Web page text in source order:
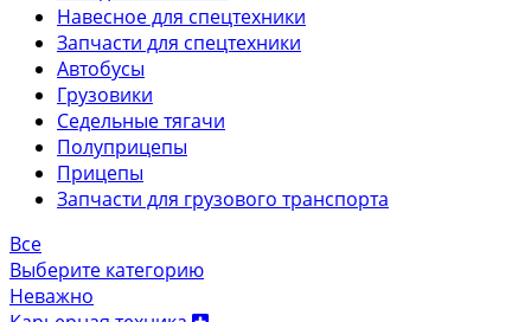
Навесное для спецтехники
Запчасти для спецтехники
Автобусы
Грузовики
Седельные тягачи
Полуприцепы
Прицепы
Запчасти для грузового транспорта
Все
Выберите категорию
Неважно